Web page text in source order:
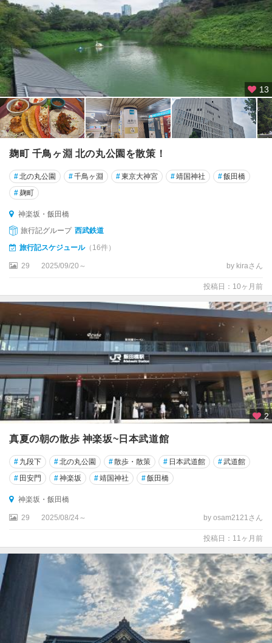
13
麹町 千鳥ヶ淵 北の丸公園を散策！
#北の丸公園 #千鳥ヶ淵 #東京大神宮 #靖国神社 #飯田橋
#麹町
神楽坂・飯田橋
旅行記グループ 西武鉄道
旅行記スケジュール（16件）
29 2025/09/20～ by kiraさん
投稿日：10ヶ月前
2
真夏の朝の散歩 神楽坂~日本武道館
# 九段下 #北の丸公園 #散歩・散策 # 日本武道館 #武道館
# 田安門 #神楽坂 #靖国神社 #飯田橋
神楽坂・飯田橋
29 2025/08/24～ by osam2121さん
投稿日：11ヶ月前